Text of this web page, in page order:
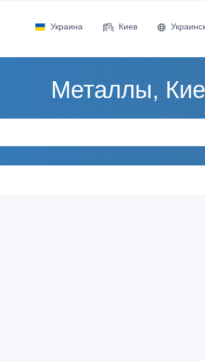
Украина Киев
Металлы,